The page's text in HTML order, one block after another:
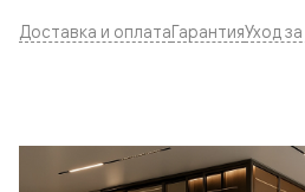
Доставка и оплатаГарантияУход